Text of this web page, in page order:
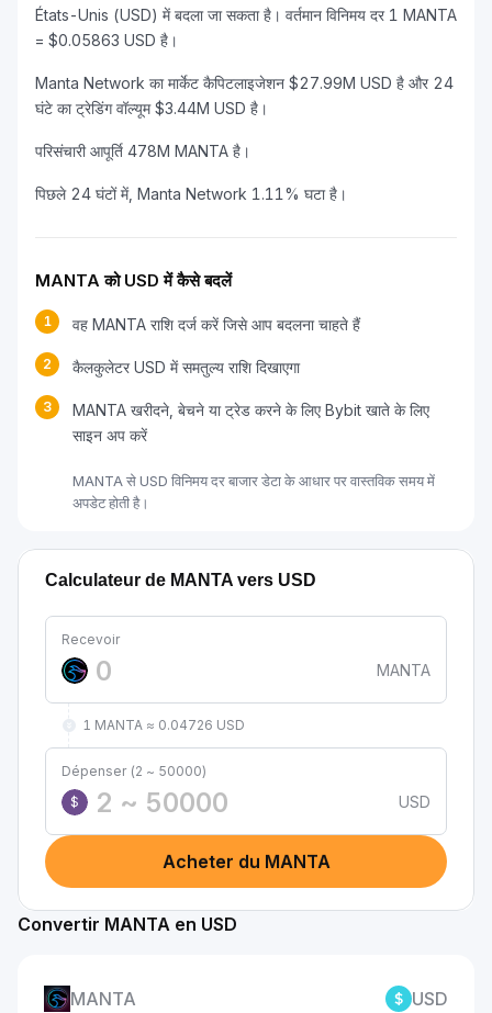
États-Unis (USD) में बदला जा सकता है। वर्तमान विनिमय दर 1 MANTA
= $0.05863 USD है।
Manta Network का मार्केट कैपिटलाइजेशन $27.99M USD है और 24
घंटे का ट्रेडिंग वॉल्यूम $3.44M USD है।
परिसंचारी आपूर्ति 478M MANTA है।
पिछले 24 घंटों में, Manta Network 1.11% घटा है।
MANTA को USD में कैसे बदलें
1 वह MANTA राशि दर्ज करें जिसे आप बदलना चाहते हैं
2 कैलकुलेटर USD में समतुल्य राशि दिखाएगा
3
MANTA खरीदने, बेचने या ट्रेड करने के लिए Bybit खाते के लिए
साइन अप करें
MANTA से USD विनिमय दर बाजार डेटा के आधार पर वास्तविक समय में
अपडेट होती है।
Calculateur de MANTA vers USD
Recevoir
MANTA
1 MANTA ≈ 0.04726 USD
Dépenser (2 ~ 50000)
$
USD
Acheter du MANTA
Convertir MANTA en USD
MANTA USD